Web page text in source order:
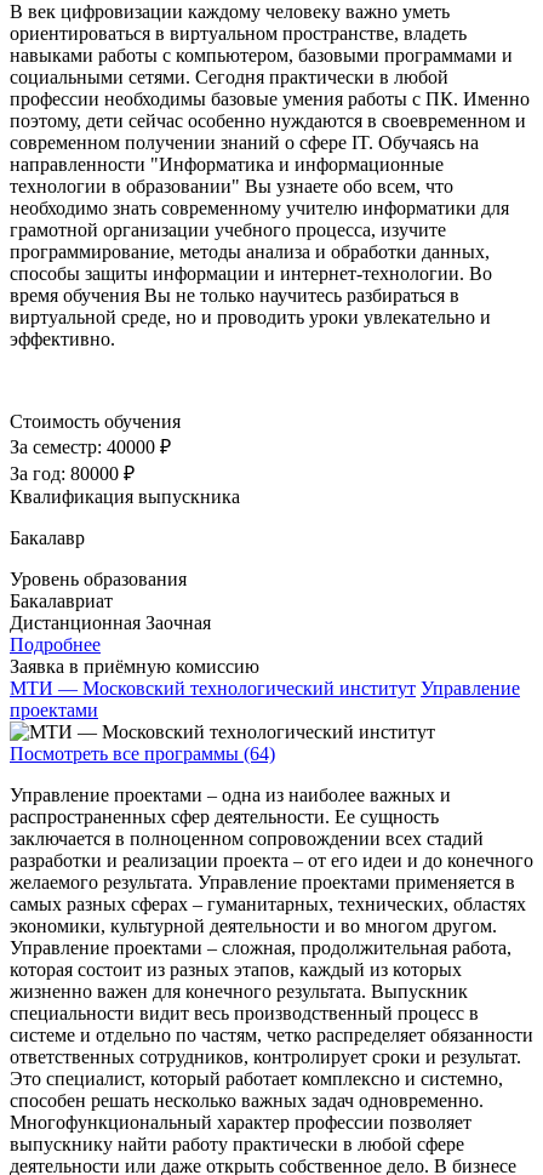
В век цифровизации каждому человеку важно уметь
ориентироваться в виртуальном пространстве, владеть
навыками работы с компьютером, базовыми программами и
социальными сетями. Сегодня практически в любой
профессии необходимы базовые умения работы с ПК. Именно
поэтому, дети сейчас особенно нуждаются в своевременном и
современном получении знаний о сфере IT. Обучаясь на
направленности "Информатика и информационные
технологии в образовании" Вы узнаете обо всем, что
необходимо знать современному учителю информатики для
грамотной организации учебного процесса, изучите
программирование, методы анализа и обработки данных,
способы защиты информации и интернет-технологии. Во
время обучения Вы не только научитесь разбираться в
виртуальной среде, но и проводить уроки увлекательно и
эффективно.
Стоимость обучения
За семестр: 40000 ₽
За год: 80000 ₽
Квалификация выпускника
Бакалавр
Уровень образования
Бакалавриат
Дистанционная Заочная
Подробнее
Заявка в приёмную комиссию
МТИ — Московский технологический институт Управление
проектами
Посмотреть все программы (64)
Управление проектами – одна из наиболее важных и
распространенных сфер деятельности. Ее сущность
заключается в полноценном сопровождении всех стадий
разработки и реализации проекта – от его идеи и до конечного
желаемого результата. Управление проектами применяется в
самых разных сферах – гуманитарных, технических, областях
экономики, культурной деятельности и во многом другом.
Управление проектами – сложная, продолжительная работа,
которая состоит из разных этапов, каждый из которых
жизненно важен для конечного результата. Выпускник
специальности видит весь производственный процесс в
системе и отдельно по частям, четко распределяет обязанности
ответственных сотрудников, контролирует сроки и результат.
Это специалист, который работает комплексно и системно,
способен решать несколько важных задач одновременно.
Многофункциональный характер профессии позволяет
выпускнику найти работу практически в любой сфере
деятельности или даже открыть собственное дело. В бизнесе